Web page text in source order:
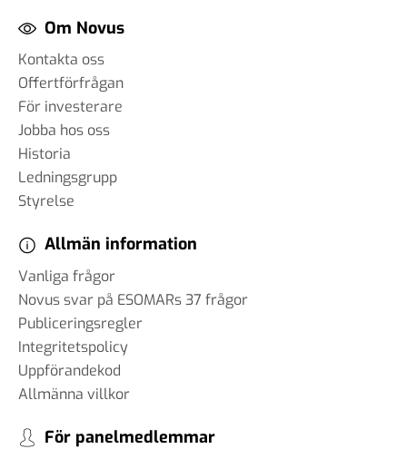
Om Novus
Kontakta oss
Offertförfrågan
För investerare
Jobba hos oss
Historia
Ledningsgrupp
Styrelse
Allmän information
Vanliga frågor
Novus svar på ESOMARs 37 frågor
Publiceringsregler
Integritetspolicy
Uppförandekod
Allmänna villkor
För panelmedlemmar